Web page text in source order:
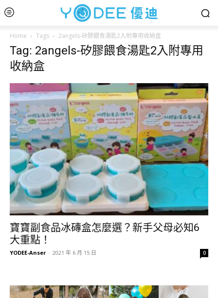
Home Tags 2angels-矽膠餵食湯匙2入附專用收納盒
Tag: 2angels-矽膠餵食湯匙2入附專用
收納盒
寶寶副食品冰磚盒怎麼選？新手父母必知6
大重點！
YODEE-Anser - 2021 年 6 月 15 日 0